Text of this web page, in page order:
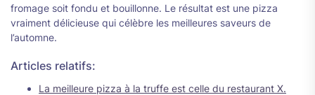
fromage soit fondu et bouillonne. Le résultat est une pizza
vraiment délicieuse qui célèbre les meilleures saveurs de
l’automne.
Articles relatifs:
La meilleure pizza à la truffe est celle du restaurant X.